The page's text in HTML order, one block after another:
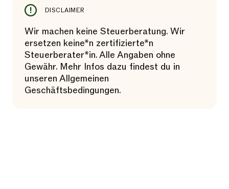
DISCLAIMER
Wir machen keine Steuerberatung. Wir
ersetzen keine*n zertifizierte*n
Steuerberater*in. Alle Angaben ohne
Gewähr. Mehr Infos dazu findest du in
unseren Allgemeinen
Geschäftsbedingungen.